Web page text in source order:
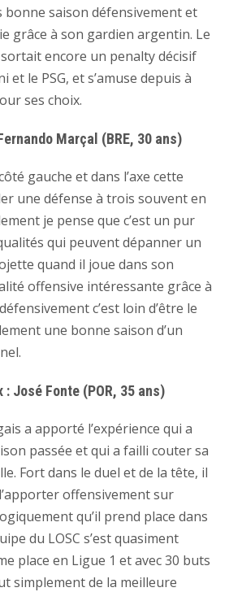
bonne saison défensivement et
grâce à son gardien argentin. Le
encore un penalty décisif
et le PSG, et s’amuse depuis à
ses choix.
Marçal (BRE, 30 ans)
gauche et dans l’axe cette
une défense à trois souvent en
je pense que c’est un pur
qui peuvent dépanner un
quand il joue dans son
offensive intéressante grâce à
c’est loin d’être le
une bonne saison d’un
José Fonte (POR, 35 ans)
a apporté l’expérience qui a
passée et qui a failli couter sa
Fort dans le duel et de la tête, il
offensivement sur
qu’il prend place dans
du LOSC s’est quasiment
place en Ligue 1 et avec 30 buts
simplement de la meilleure